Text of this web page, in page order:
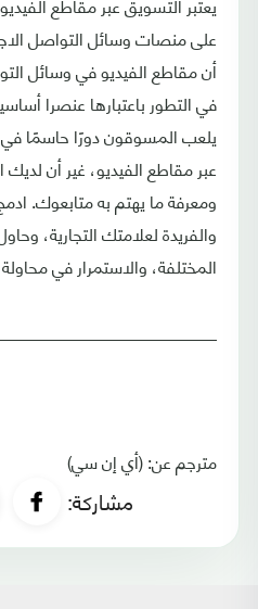
على منصات وسائل التواصل
أن مقاطع الفيديو في وسائل
في التطور باعتبارها عنصرا
يلعب المسوقون دورًا حاسمًا
عبر مقاطع الفيديو، غير أن لديك
ومعرفة ما يهتم به متابعوك.
والفريدة لعلامتك التجارية،
المختلفة، والاستمرار في
مترجم عن: (أي إن سي)
مشاركة: